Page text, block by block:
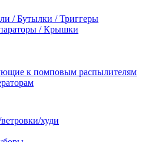
/ Бутылки / Триггеры
/ Крышки
к помповым распылителям
худи